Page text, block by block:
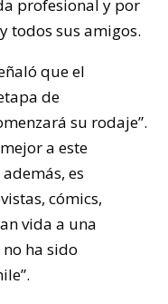
profesional y por
todos sus amigos.
que el
de
su rodaje”.
a este
es
cómics,
vida a una
ha sido